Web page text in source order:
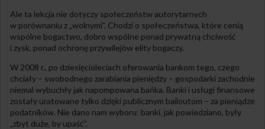
Ale ta lekcja nie dotyczy społeczeństw autorytarnych
w porównaniu z „wolnymi”. Chodzi o społeczeństwa, które cenią
wspólne bogactwo, dobro wspólne ponad prywatną chciwość
i zysk, ponad ochronę przywilejów elity bogaczy.
W 2008 r., po dziesięcioleciach oferowania bankom tego, czego
chciały – swobodnego zarabiania pieniędzy – gospodarki zachodnie
niemal wybuchły jak napompowana bańka. Banki i usługi finansowe
zostały uratowane tylko dzięki publicznym bailoutom – za pieniądze
podatników. Nie dano nam wyboru: banki, jak powiedziano, były
„zbyt duże, by upaść”.